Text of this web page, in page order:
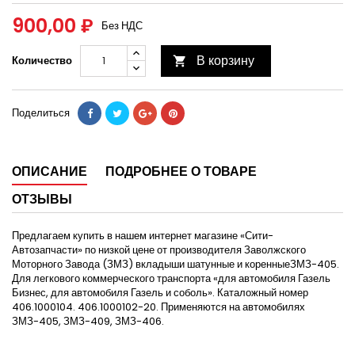
900,00 ₽ Без НДС
Количество  В корзину
Поделиться
ОПИСАНИЕ
ПОДРОБНЕЕ О ТОВАРЕ
ОТЗЫВЫ
Предлагаем купить в нашем интернет магазине «Сити-
Автозапчасти» по низкой цене от производителя Заволжского
Моторного Завода (ЗМЗ) вкладыши шатунные и коренныеЗМЗ-405.
Для легкового коммерческого транспорта «для автомобиля Газель
Бизнес, для автомобиля Газель и соболь». Каталожный номер
406.1000104. 406.1000102-20. Применяются на автомобилях
ЗМЗ-405, ЗМЗ-409, ЗМЗ-406.